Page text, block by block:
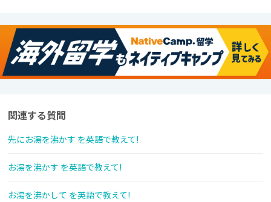
関連する質問
先にお湯を沸かす を英語で教えて!
お湯を沸かす を英語で教えて!
お湯を沸かして を英語で教えて!